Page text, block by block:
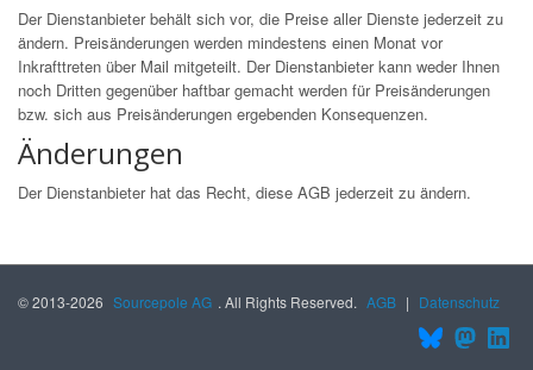
Der Dienstanbieter behält sich vor, die Preise aller Dienste jederzeit zu
ändern. Preisänderungen werden mindestens einen Monat vor
Inkrafttreten über Mail mitgeteilt. Der Dienstanbieter kann weder Ihnen
noch Dritten gegenüber haftbar gemacht werden für Preisänderungen
bzw. sich aus Preisänderungen ergebenden Konsequenzen.
Änderungen
Der Dienstanbieter hat das Recht, diese AGB jederzeit zu ändern.
© 2013-2026 Sourcepole AG . All Rights Reserved. AGB | Datenschutz